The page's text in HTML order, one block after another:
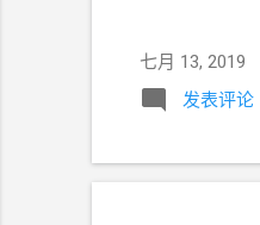
七月 13, 2019
发表评论